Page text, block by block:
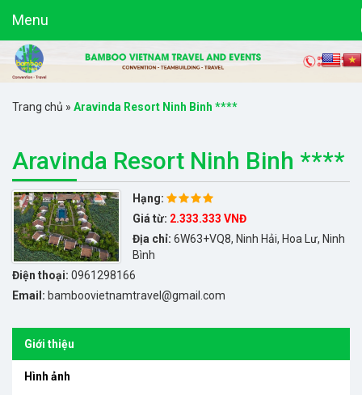
Menu
Trang chủ » Aravinda Resort Ninh Binh ****
Aravinda Resort Ninh Binh ****
Hạng:
Giá từ: 2.333.333 VNĐ
Địa chỉ: 6W63+VQ8, Ninh Hải, Hoa Lư, Ninh
Bình
Điện thoại: 0961298166
Email: bamboovietnamtravel@gmail.com
Giới thiệu
Hình ảnh